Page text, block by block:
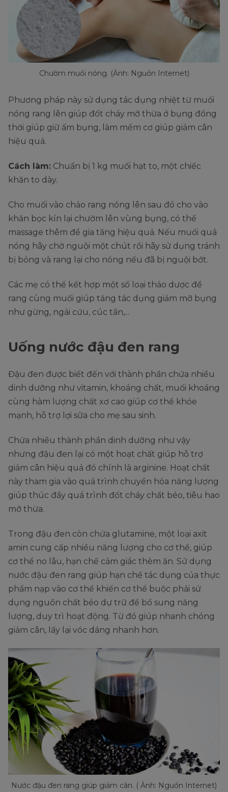
Chườm muối nóng. (Ảnh: Nguồn Internet)
Phương pháp này sử dụng tác dụng nhiệt từ muối
nóng rang lên giúp đốt cháy mỡ thừa ở bụng đồng
thời giúp giữ ấm bụng, làm mềm cơ giúp giảm cân
hiệu quả.
Cách làm: Chuẩn bị 1 kg muối hạt to, một chiếc
khăn to dày.
Cho muối vào chảo rang nóng lên sau đó cho vào
khăn bọc kín lại chườm lên vùng bụng, có thể
massage thêm để gia tăng hiệu quả. Nếu muối quá
nóng hãy chờ nguội một chút rồi hãy sử dụng tránh
bị bỏng và rang lại cho nóng nếu đã bị nguội bớt.
Các mẹ có thể kết hợp một số loại thảo dược để
rang cùng muối giúp tăng tác dụng giảm mỡ bụng
như gừng, ngải cứu, cúc tần,...
Uống nước đậu đen rang
Đậu đen được biết đến với thành phần chứa nhiều
dinh dưỡng như vitamin, khoáng chất, muối khoáng
cùng hàm lượng chất xơ cao giúp cơ thể khỏe
mạnh, hỗ trợ lợi sữa cho mẹ sau sinh.
Chứa nhiều thành phần dinh dưỡng như vậy
nhưng đậu đen lại có một hoạt chất giúp hỗ trợ
giảm cân hiệu quả đó chính là arginine. Hoạt chất
này tham gia vào quá trình chuyển hóa năng lượng
giúp thúc đẩy quá trình đốt cháy chất béo, tiêu hao
mỡ thừa.
Trong đậu đen còn chứa glutamine, một loại axit
amin cung cấp nhiều năng lượng cho cơ thể, giúp
cơ thể no lâu, hạn chế cảm giác thèm ăn. Sử dụng
nước đậu đen rang giúp hạn chế tác dụng của thực
phẩm nạp vào cơ thể khiến cơ thể buộc phải sử
dụng nguồn chất béo dự trữ để bổ sung năng
lượng, duy trì hoạt động. Từ đó giúp nhanh chóng
giảm cân, lấy lại vóc dáng nhanh hơn.
Nước đậu đen rang giúp giảm cân. ( Ảnh: Nguồn Internet)